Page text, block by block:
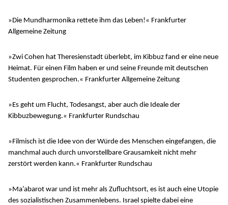
»Die Mundharmonika rettete ihm das Leben!« Frankfurter
Allgemeine Zeitung
»Zwi Cohen hat Theresienstadt überlebt, im Kibbuz fand er eine neue
Heimat. Für einen Film haben er und seine Freunde mit deutschen
Studenten gesprochen.« Frankfurter Allgemeine Zeitung
»Es geht um Flucht, Todesangst, aber auch die Ideale der
Kibbuzbewegung.« Frankfurter Rundschau
»Filmisch ist die Idee von der Würde des Menschen eingefangen, die
manchmal auch durch unvorstellbare Grausamkeit nicht mehr
zerstört werden kann.« Frankfurter Rundschau
»Ma’abarot war und ist mehr als Zufluchtsort, es ist auch eine Utopie
des sozialistischen Zusammenlebens. Israel spielte dabei eine